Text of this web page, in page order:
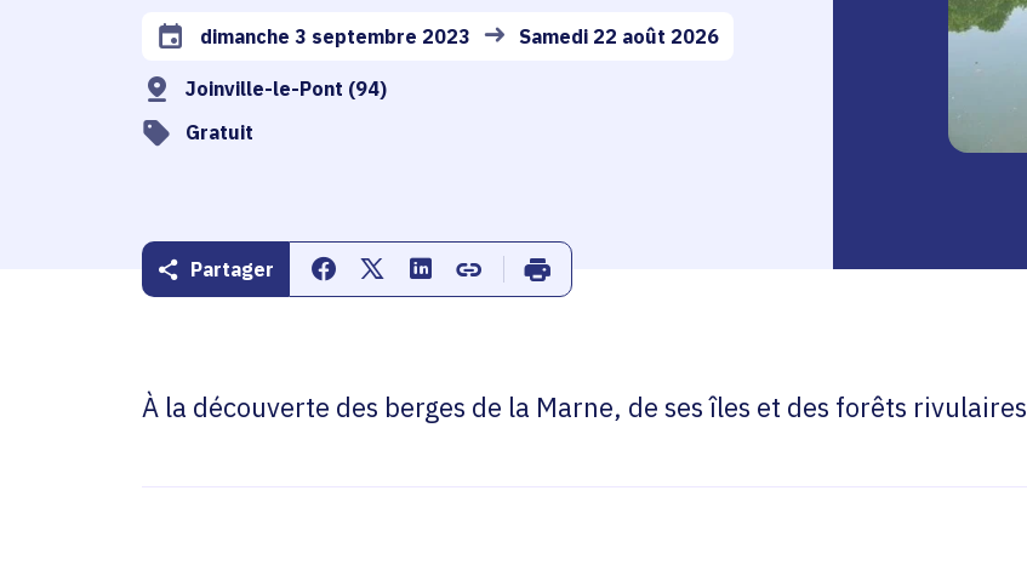
Date de l'arrêté
dimanche 3 septembre 2023 Samedi 22 août 2026
Joinville-le-Pont (94)
Gratuit
Partager Partager sur Facebook
Partager sur Twitter
Partager sur Linkedin
Copier dans le presse-papier
Imprimer
À la découverte des berges de la Marne, de ses îles et des forêts rivulaires